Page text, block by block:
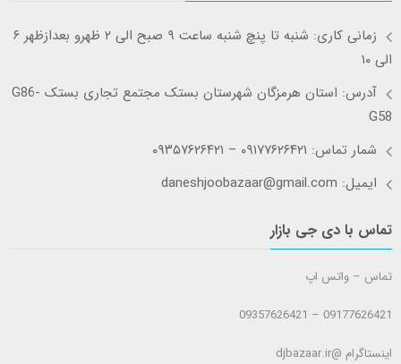
زمانی کاری: شنبه تا پنچ شنبه ساعت ۹ صبح الی ۲ ظهرو بعدازظهر ۶
الی ۱۰
آدرس: استان هرمزگان شهرستان بستک مجتمع تجاری بستک G86-
G58
شمار تماس: ۰۹۱۷۷۶۲۶۴۲۱ – ۰۹۳۵۷۶۲۶۴۲۱
ایمیل: daneshjoobazaar@gmail.com
تماس با دی جی بازار
تماس – واتس اپ
09177626421 – 09357626421
اینستاگرام @djbazaar.ir